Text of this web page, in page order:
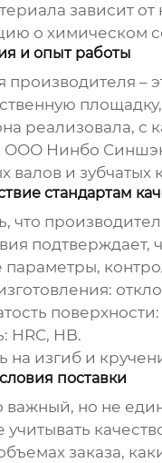
зависит
о химическом
и опыт работы
производителя –
реализовала, с
ООО Нинбо
валов и зубчатых
стандартам
что
подтверждает,
поверхности:
HRC, HB.
на изгиб и
поставки
важный, но не
учитывать
заказа,